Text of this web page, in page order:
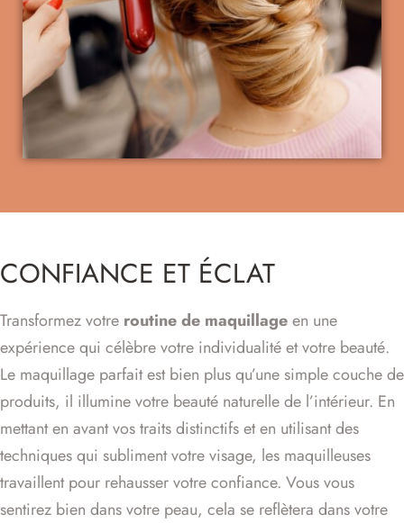
CONFIANCE ET ÉCLAT
Transformez votre routine de maquillageen une
expérience qui célèbre votre individualité et votre beauté.
Le maquillage parfait est bien plus qu’une simple couche de
produits, il illumine votre beauté naturelle de l’intérieur. En
mettant en avant vos traits distinctifs et en utilisant des
techniques qui subliment votre visage, les maquilleuses
travaillent pour rehausser votre confiance. Vous vous
sentirez bien dans votre peau, cela se reflètera dans votre